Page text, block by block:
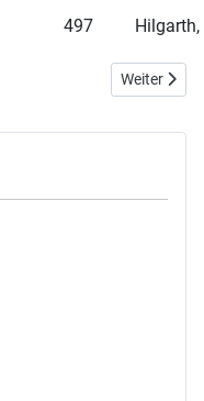
497
Nächster
Weiter